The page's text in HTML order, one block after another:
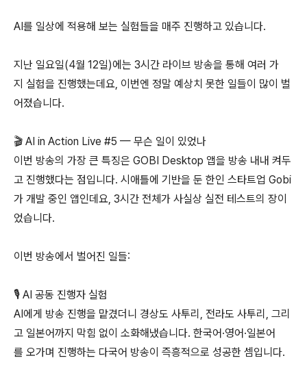
AI를 일상에 적용해 보는 실험들을 매주 진행하고 있습니다.
지난 일요일(4월 12일)에는 3시간 라이브 방송을 통해 여러 가
지 실험을 진행했는데요, 이번엔 정말 예상치 못한 일들이 많이 벌
어졌습니다.
🎬 AI in Action Live #5 — 무슨 일이 있었나
이번 방송의 가장 큰 특징은 GOBI Desktop 앱을 방송 내내 켜두
고 진행했다는 점입니다. 시애틀에 기반을 둔 한인 스타트업 Gobi
가 개발 중인 앱인데요, 3시간 전체가 사실상 실전 테스트의 장이
었습니다.
이번 방송에서 벌어진 일들:
🎙️ AI 공동 진행자 실험
AI에게 방송 진행을 맡겼더니 경상도 사투리, 전라도 사투리, 그리
고 일본어까지 막힘 없이 소화해냈습니다. 한국어·영어·일본어
를 오가며 진행하는 다국어 방송이 즉흥적으로 성공한 셈입니다.